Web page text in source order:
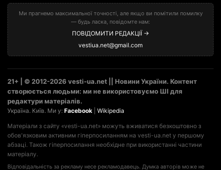
Ми прагнемо максимальної точності, але якщо ви помітили помилку
— будь ласка, повідомте нам:
ПОВІДОМИТИ РЕДАКЦІЇ →
vestiua.net@gmail.com
21+ | © 2012-2026 vesti-ua.net || Новини України. Контент
створюється людьми: ми не використовуємо ШІ для
редактури матеріалів.
Україна. Київ. Ми у: Facebook Wikipedia
Матеріали з сайту «vesti-ua.net» можуть вживатися безкоштовно з
обов'язковим активним гіперпосиланням на vesti-ua.net у першому
абзаці. Також гіперпосилання необхідне при використанні частини
матеріалу.
Відповідальність за рекламу несе рекламодавець. Думка авторів може не